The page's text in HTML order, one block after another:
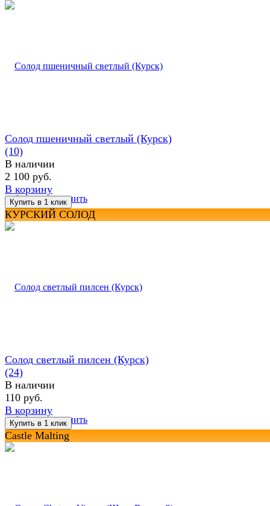
избранное сравнить
Солод пшеничный светлый (Курск)
(10)
В наличии
2 100 руб.
В корзину
КУРСКИЙ СОЛОД
избранное сравнить
Солод светлый пилсен (Курск)
(24)
В наличии
110 руб.
В корзину
Castle Malting